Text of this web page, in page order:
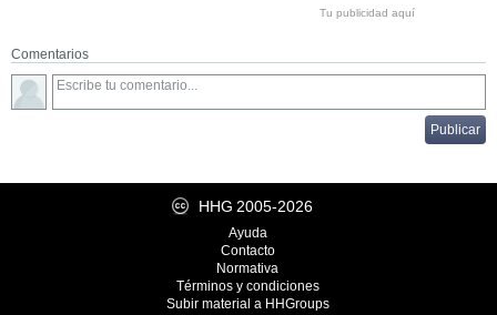
Tu publicidad aquí
Comentarios
HHG 2005-2026
Ayuda
Contacto
Normativa
Términos y condiciones
Subir material a HHGroups